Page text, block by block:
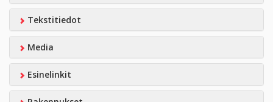
Tekstitiedot
Media
Esinelinkit